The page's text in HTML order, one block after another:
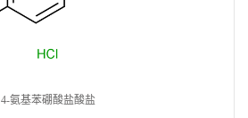
4-氨基苯硼酸盐酸盐